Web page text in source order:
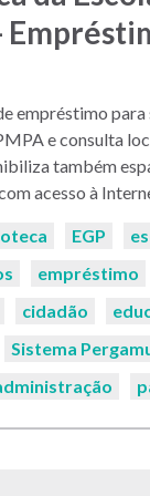
empréstimo
e consulta
também
acesso à
EGP
empréstimo
cidadão
Sistema